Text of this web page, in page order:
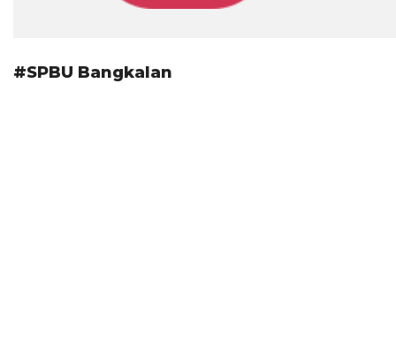
#SPBU Bangkalan